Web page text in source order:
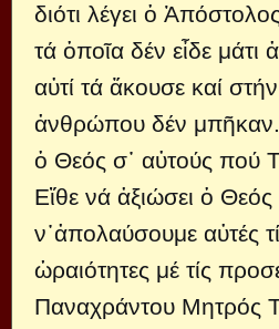
διότι λέγει ὁ
τά ὁποῖα δέν εἶδε
αὐτί τά ἄκουσε καί
ἀνθρώπου δέν μπῆκαν.
ὁ Θεός σ᾿ αὐτούς πού
Εἴθε νά ἀξιώσει ὁ Θεός
ν᾿ἀπολαύσουμε αὐτές
ὡραιότητες μέ τίς
Παναχράντου Μητρός